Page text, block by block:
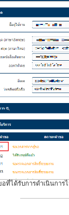
ได้รับการดำเนินการ